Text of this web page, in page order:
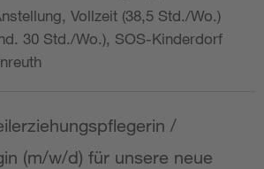
Vollzeit (38,5 Std./Wo.)
30 Std./Wo.), SOS-Kinderdorf
/
(m/w/d) für unsere neue